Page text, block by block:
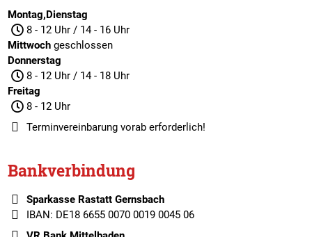
Montag,Dienstag
8 - 12 Uhr / 14 - 16 Uhr
Mittwochgeschlossen
Donnerstag
8 - 12 Uhr / 14 - 18 Uhr
Freitag
8 - 12 Uhr
Terminvereinbarungvorab erforderlich!
Bankverbindung
Sparkasse Rastatt Gernsbach
IBAN: DE18 6655 0070 0019 0045 06